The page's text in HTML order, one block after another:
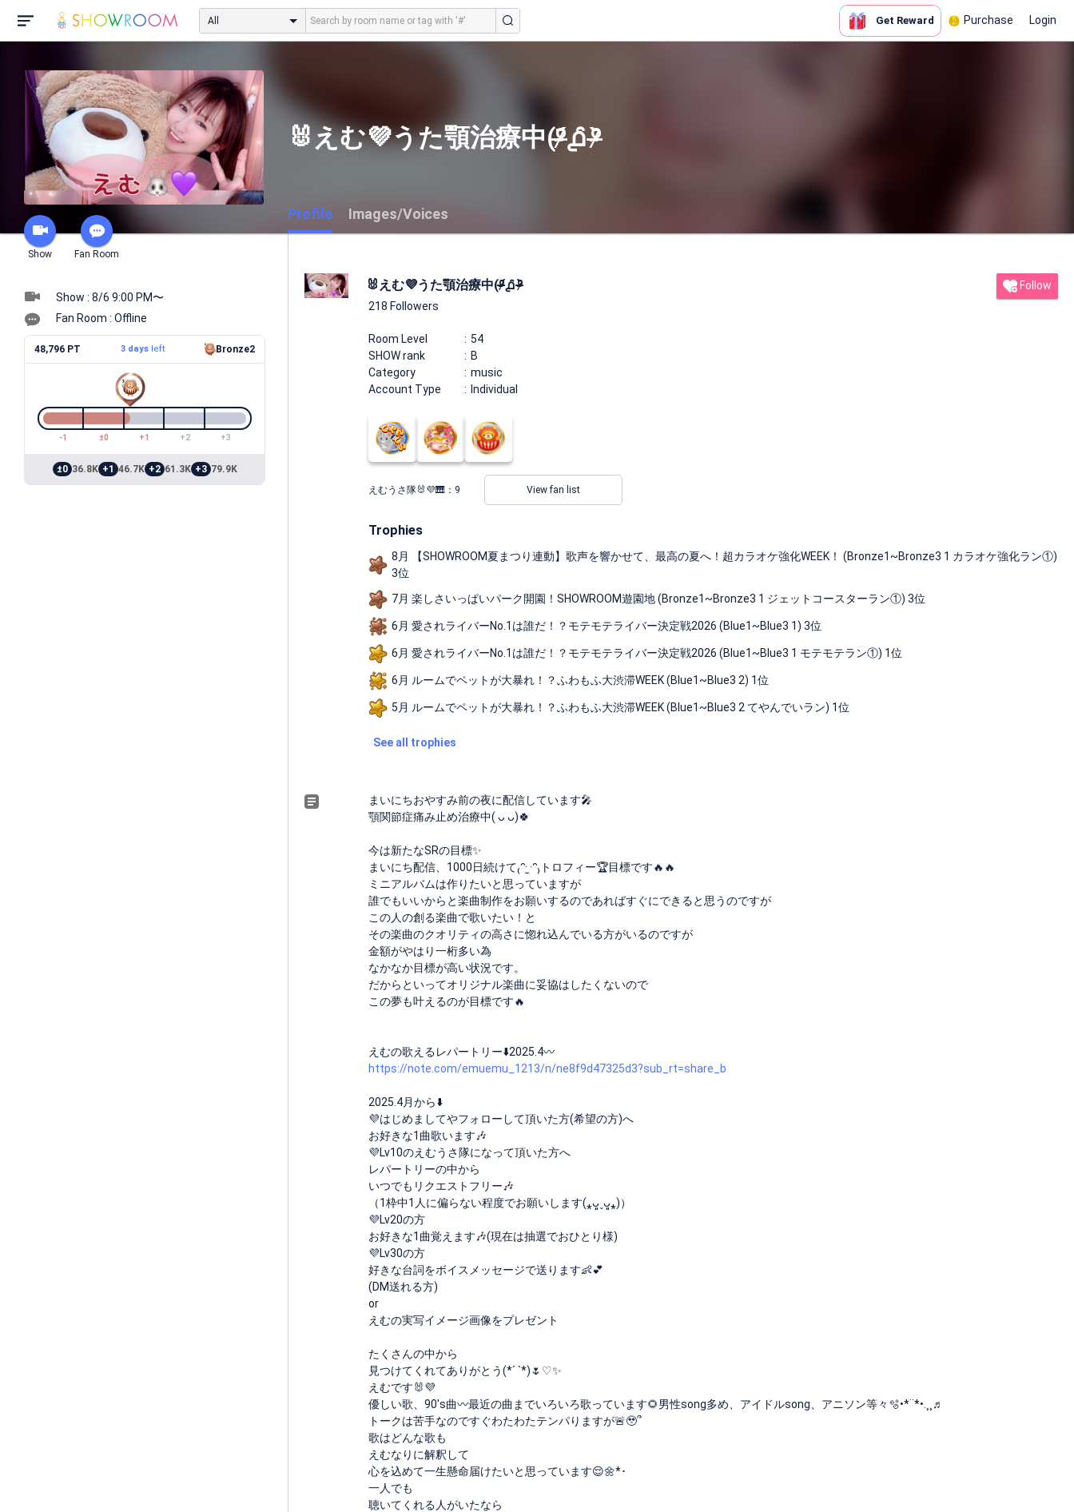
All Get Reward Purchase Login
Show Fan Room
🐰えむ💜うた顎治療中(ᵒ̴̶̷᷄൧̑ ᵒ̴̶̷᷅
Profile Images/Voices
Show : 8/6 9:00 PM〜
Fan Room : Offline
48,796 PT 3 daysleft Bronze2
-1 ±0 +1 +2 +3
±0 36.8K +1 46.7K +2 61.3K +3 79.9K
🐰えむ💜うた顎治療中(ᵒ̴̶̷᷄൧̑ ᵒ̴̶̷᷅
218 Followers
Follow
Room Level
54
SHOW rank
B
Category
music
Account Type
Individual
えむうさ隊🐰💜🎹： 9 View fan list
Trophies
8月 【SHOWROOM夏まつり連動】歌声を響かせて、最高の夏へ！超カラオケ強化WEEK！ (Bronze1~Bronze3 1 カラオケ強化ラン①)
3位
7月 楽しさいっぱいパーク開園！SHOWROOM遊園地 (Bronze1~Bronze3 1 ジェットコースターラン①) 3位
6月 愛されライバーNo.1は誰だ！？モテモテライバー決定戦2026 (Blue1~Blue3 1) 3位
6月 愛されライバーNo.1は誰だ！？モテモテライバー決定戦2026 (Blue1~Blue3 1 モテモテラン①) 1位
6月 ルームでペットが大暴れ！？ふわもふ大渋滞WEEK (Blue1~Blue3 2) 1位
5月 ルームでペットが大暴れ！？ふわもふ大渋滞WEEK (Blue1~Blue3 2 てやんでいラン) 1位
See all trophies
まいにちおやすみ前の夜に配信しています🎤
顎関節症痛み止め治療中‎( ᴗ ᴗ)🍀︎
今は新たなSRの目標✨️
まいにち配信、1000日続けて₍ᵔ· ̫·ᵔ₎トロフィー🏆目標です🔥🔥
ミニアルバムは作りたいと思っていますが
誰でもいいからと楽曲制作をお願いするのであればすぐにできると思うのですが
この人の創る楽曲で歌いたい！と
その楽曲のクオリティの高さに惚れ込んでいる方がいるのですが
金額がやはり一桁多い為
なかなか目標が高い状況です。
だからといってオリジナル楽曲に妥協はしたくないので
この夢も叶えるのが目標です🔥
えむの歌えるレパートリー⬇️2025.4〰️
https://note.com/emuemu_1213/n/ne8f9d47325d3?sub_rt=share_b
2025.4月から⬇️
💜はじめましてやフォローして頂いた方(希望の方)へ
お好きな1曲歌います🎶
💜Lv10のえむうさ隊になって頂いた方へ
レパートリーの中から
いつでもリクエストフリー🎶
（1枠中1人に偏らない程度でお願いします(⁎ᴗ͈ˬᴗ͈⁎)）
💜Lv20の方
お好きな1曲覚えます🎶(現在は抽選でおひとり様)
💜Lv30の方
好きな台詞をボイスメッセージで送ります👶︎💕︎︎
(DM送れる方)
or
えむの実写イメージ画像をプレゼント︎
たくさんの中から
見つけてくれてありがとう(*ˊ ˋ*)🌷♡✨
えむです🐰💜
優しい歌、90's曲〰️最近の曲までいろいろ歌っています🌻男性song多め、アイドルsong、アニソン等々🫧•*¨*•.¸¸♬︎
トークは苦手なのですぐわたわたテンパりますが🚨🥹՞
歌はどんな歌も
えむなりに解釈して
心を込めて一生懸命届けたいと思っています😌🌼*･
一人でも
聴いてくれる人がいたなら